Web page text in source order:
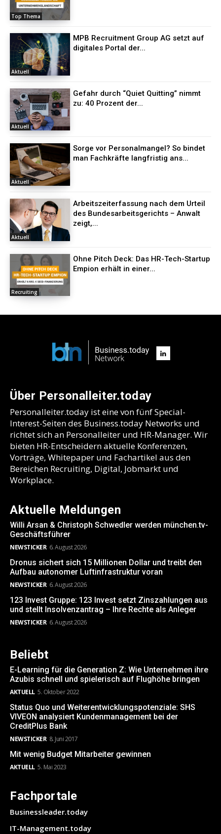
Top Thema
Aktuell
MPB Recruitment Group AG setzt auf
digitales Portal der...
Aktuell
Gefahr durch “Quiet Quitting” nimmt
zu: 40 Prozent der...
Aktuell
Sorge vor Personalmangel? So bindet
man Fachkräfte langfristig ans...
Aktuell
Arbeitszeiterfassung nach dem Urteil
des Bundesarbeitsgerichts – Anwalt
zeigt,...
Recruiting
Ohne Pitch Deck: Das HR-Tech-Startup
Empion erhält in einer...
Über Personalleiter.today
Personalleiter.today ist eine von fünf Special-
Interest-Seiten des Business.today Networks und
richtet sich an Personalleiter und HR-Manager. Wir
bieten HR-Entscheidern aktuelle Konferenzen,
Vorträge, Whitepaper und Fachartikel aus den
Bereichen Recruiting, Digital, Jobmarkt und
Workplace.
Aktuelle Meldungen
Willi Arsan & Christoph Schwedler werden münchen.tv-
Geschäftsführer
NEWSTICKER 6. August 2026
Dronus sichert sich 15 Millionen Dollar und treibt den
Aufbau autonomer Luftinfrastruktur voran
NEWSTICKER 6. August 2026
123 Invest Gruppe: 123 Invest setzt Zinszahlungen aus
und stellt Insolvenzantrag – Ihre Rechte als Anleger
NEWSTICKER 6. August 2026
Beliebt
E-Learning für die Generation Z: Wie Unternehmen ihre
Azubis schnell und spielerisch auf Flughöhe bringen
AKTUELL 5. Oktober 2022
Status Quo und Weiterentwicklungspotenziale: SHS
VIVEON analysiert Kundenmanagement bei der
CreditPlus Bank
NEWSTICKER 8. Juni 2017
Mit wenig Budget Mitarbeiter gewinnen
AKTUELL 5. Mai 2023
Fachportale
Businessleader.today
IT-Management.today